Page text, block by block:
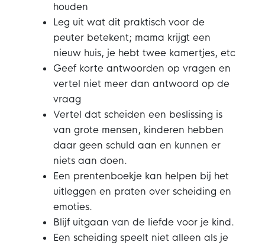
houden
Leg uit wat dit praktisch voor de
peuter betekent; mama krijgt een
nieuw huis, je hebt twee kamertjes, etc
Geef korte antwoorden op vragen en
vertel niet meer dan antwoord op de
vraag
Vertel dat scheiden een beslissing is
van grote mensen, kinderen hebben
daar geen schuld aan en kunnen er
niets aan doen.
Een prentenboekje kan helpen bij het
uitleggen en praten over scheiding en
emoties.
Blijf uitgaan van de liefde voor je kind.
Een scheiding speelt niet alleen als je